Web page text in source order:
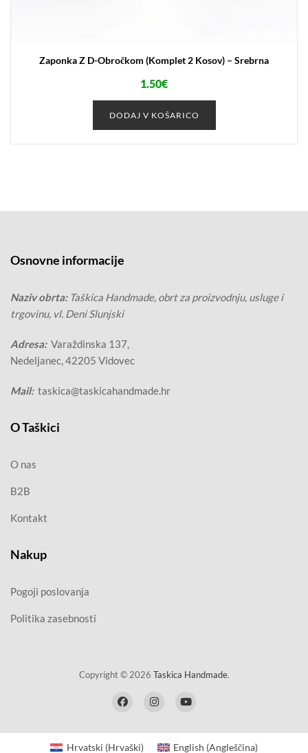
Zaponka Z D-Obročkom (komplet 2 Kosov) – Srebrna
1.50€
DODAJ V KOŠARICO
Osnovne informacije
Naziv obrta: Taškica Handmade, obrt za proizvodnju, usluge i
trgovinu, vl. Deni Slunjski
Adresa:Varaždinska 137,
Nedeljanec, 42205 Vidovec
Mail: taskica@taskicahandmade.hr
O Taškici
O nas
B2B
Kontakt
Nakup
Pogoji poslovanja
Politika zasebnosti
Copyright © 2026 Taskica Handmade.
Hrvatski (Hrvaški) English (Angleščina)